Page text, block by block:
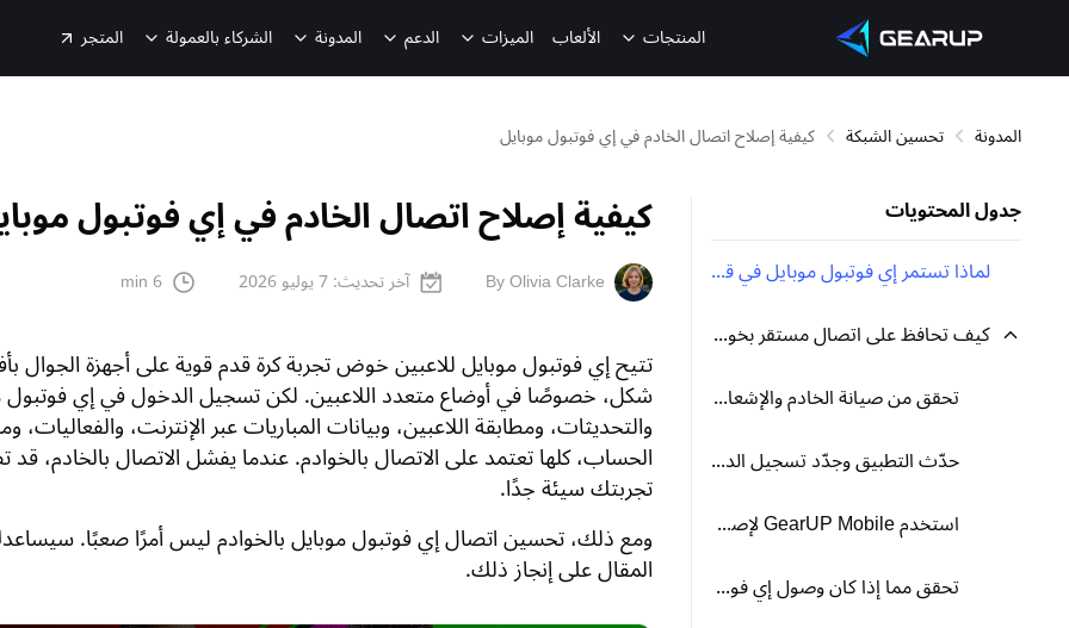
المنتجات الألعاب الميزات الدعم المدونة الشركاء بالعمولة المتجر
المدونة تحسين الشبكة كيفية إصلاح اتصال الخادم في إي فوتبول موبايل
جدول المحتويات
لماذا تستمر إي فوتبول موبايل في قطع الاتصال؟
كيف تحافظ على اتصال مستقر بخوادم إي فوتبول موبايل؟
تحقق من صيانة الخادم والإشعارات الرسمية أولًا
حدّث التطبيق وجدّد تسجيل الدخول
استخدم GearUP Mobile لإصلاح اتصال الشبكة
تحقق مما إذا كان وصول إي فوتبول موبايل إلى الشبكة مقيّدًا
كيفية إصلاح اتصال الخادم في إي فوتبول
By Olivia Clarke آخر تحديث:7 يوليو 2026 6 min
تتيح إي فوتبول موبايل للاعبين خوض تجربة كرة قدم قوية على أجهزة الجوال
شكل، خصوصًا في أوضاع متعدد اللاعبين. لكن تسجيل الدخول في إي فوتبول
والتحديثات، ومطابقة اللاعبين، وبيانات المباريات عبر الإنترنت، والفعاليات،
الحساب، كلها تعتمد على الاتصال بالخوادم. عندما يفشل الاتصال بالخادم،
تجربتك سيئة جدًا.
ومع ذلك، تحسين اتصال إي فوتبول موبايل بالخوادم ليس أمرًا صعبًا.
المقال على إنجاز ذلك.